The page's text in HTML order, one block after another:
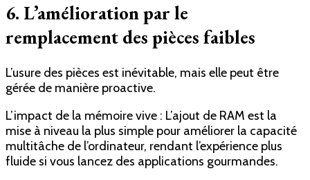
6. L’amélioration par le
remplacement des pièces faibles
L’usure des pièces est inévitable, mais elle peut être
gérée de manière proactive.
L’impact de la mémoire vive : L’ajout de RAM est la
mise à niveau la plus simple pour améliorer la capacité
multitâche de l’ordinateur, rendant l’expérience plus
fluide si vous lancez des applications gourmandes.